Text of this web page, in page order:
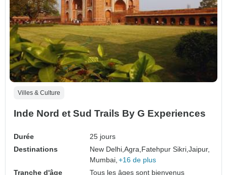
Villes & Culture
Inde Nord et Sud Trails By G Experiences
Durée
25 jours
Destinations
New Delhi,Agra, Fatehpur Sikri,Jaipur,
Mumbai, +16 de plus
Tranche d'âge
Tous les âges sont bienvenus